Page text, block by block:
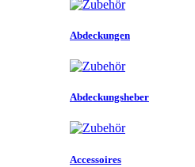
Abdeckungen
Abdeckungsheber
Accessoires